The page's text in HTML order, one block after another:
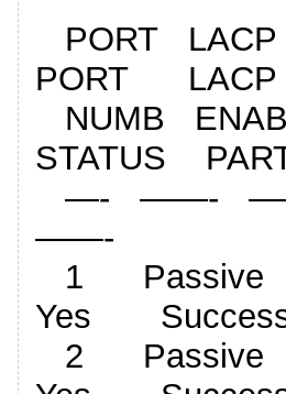
PORT
PORT
NUMB
STATUS
—- ——-
——-
1
Yes
2